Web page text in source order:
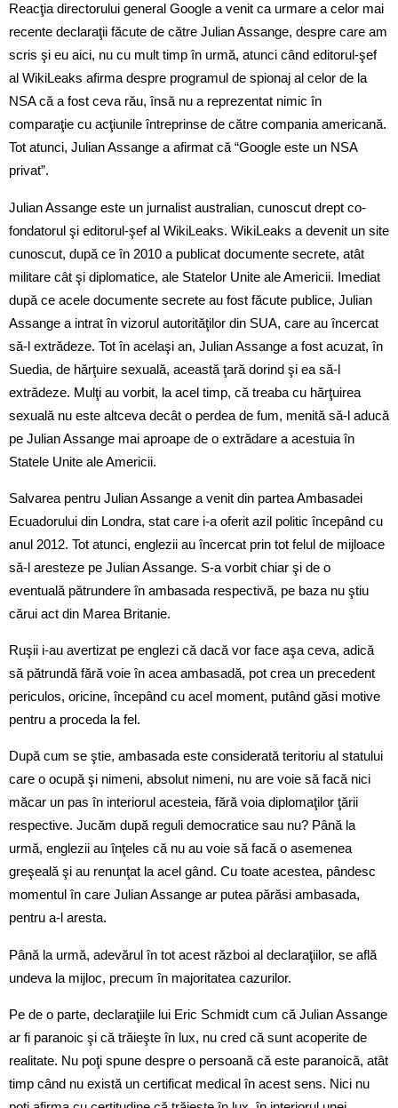
Reacţia directorului general Google a venit ca urmare a celor mai
recente declaraţii făcute de către Julian Assange, despre care am
scris şi eu aici, nu cu mult timp în urmă, atunci când editorul-şef
al WikiLeaks afirma despre programul de spionaj al celor de la
NSA că a fost ceva rău, însă nu a reprezentat nimic în
comparaţie cu acţiunile întreprinse de către compania americană.
Tot atunci, Julian Assange a afirmat că “Google este un NSA
privat”.
Julian Assange este un jurnalist australian, cunoscut drept co-
fondatorul şi editorul-şef al WikiLeaks. WikiLeaks a devenit un site
cunoscut, după ce în 2010 a publicat documente secrete, atât
militare cât şi diplomatice, ale Statelor Unite ale Americii. Imediat
după ce acele documente secrete au fost făcute publice, Julian
Assange a intrat în vizorul autorităţilor din SUA, care au încercat
să-l extrădeze. Tot în acelaşi an, Julian Assange a fost acuzat, în
Suedia, de hărţuire sexuală, această ţară dorind şi ea să-l
extrădeze. Mulţi au vorbit, la acel timp, că treaba cu hărţuirea
sexuală nu este altceva decât o perdea de fum, menită să-l aducă
pe Julian Assange mai aproape de o extrădare a acestuia în
Statele Unite ale Americii.
Salvarea pentru Julian Assange a venit din partea Ambasadei
Ecuadorului din Londra, stat care i-a oferit azil politic începând cu
anul 2012. Tot atunci, englezii au încercat prin tot felul de mijloace
să-l aresteze pe Julian Assange. S-a vorbit chiar şi de o
eventuală pătrundere în ambasada respectivă, pe baza nu ştiu
cărui act din Marea Britanie.
Ruşii i-au avertizat pe englezi că dacă vor face aşa ceva, adică
să pătrundă fără voie în acea ambasadă, pot crea un precedent
periculos, oricine, începând cu acel moment, putând găsi motive
pentru a proceda la fel.
După cum se ştie, ambasada este considerată teritoriu al statului
care o ocupă şi nimeni, absolut nimeni, nu are voie să facă nici
măcar un pas în interiorul acesteia, fără voia diplomaţilor ţării
respective. Jucăm după reguli democratice sau nu? Până la
urmă, englezii au înţeles că nu au voie să facă o asemenea
greşeală şi au renunţat la acel gând. Cu toate acestea, pândesc
momentul în care Julian Assange ar putea părăsi ambasada,
pentru a-l aresta.
Până la urmă, adevărul în tot acest război al declaraţiilor, se află
undeva la mijloc, precum în majoritatea cazurilor.
Pe de o parte, declaraţiile lui Eric Schmidt cum că Julian Assange
ar fi paranoic şi că trăieşte în lux, nu cred că sunt acoperite de
realitate. Nu poţi spune despre o persoană că este paranoică, atât
timp când nu există un certificat medical în acest sens. Nici nu